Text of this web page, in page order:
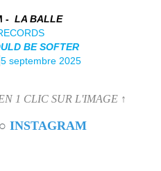
- LA BALLE
BE SOFTER
5 septembre 2025
1 CLIC SUR L'IMAGE ↑
○ INSTAGRAM